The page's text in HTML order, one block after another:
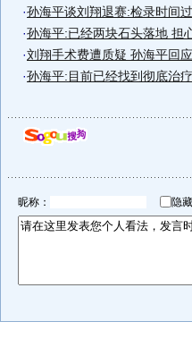
·孙海平谈刘翔退赛:检录时间
·孙海平:已经两块石头落地 担
·刘翔手术费遭质疑 孙海平回
·孙海平:目前已经找到彻底治
昵称： 隐